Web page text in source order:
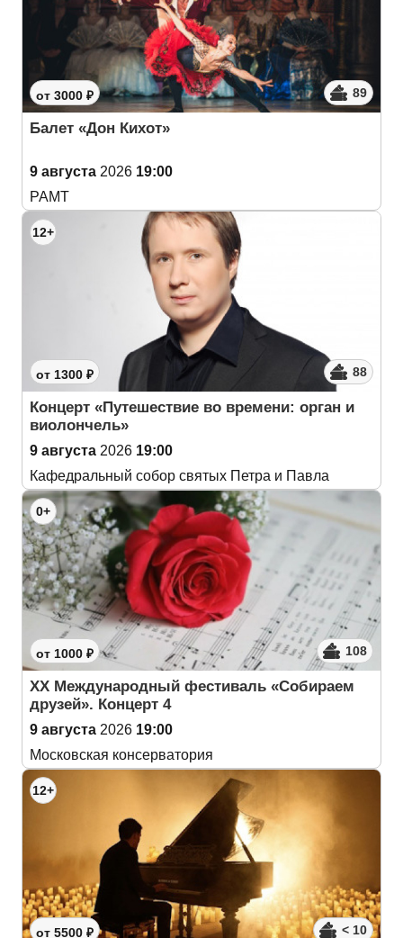
от 3000 ₽ 89
Балет «Дон Кихот»
9 августа 2026 19:00
РАМТ
12+
от 1300 ₽ 88
Концерт «Путешествие во времени: орган и
виолончель»
9 августа 2026 19:00
Кафедральный собор святых Петра и Павла
0+
от 1000 ₽ 108
XX Международный фестиваль «Собираем
друзей». Концерт 4
9 августа 2026 19:00
Московская консерватория
12+
от 5500 ₽ < 10